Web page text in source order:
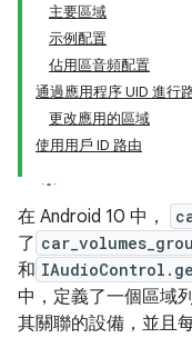
主要區域
示例配置
佔用區音頻配置
通過應用程序 UID 進行
更改應用的區域
使用用戶 ID 路由
在 Android 10 中，
了
和
中，定義了一個區域
其關聯的設備，並且